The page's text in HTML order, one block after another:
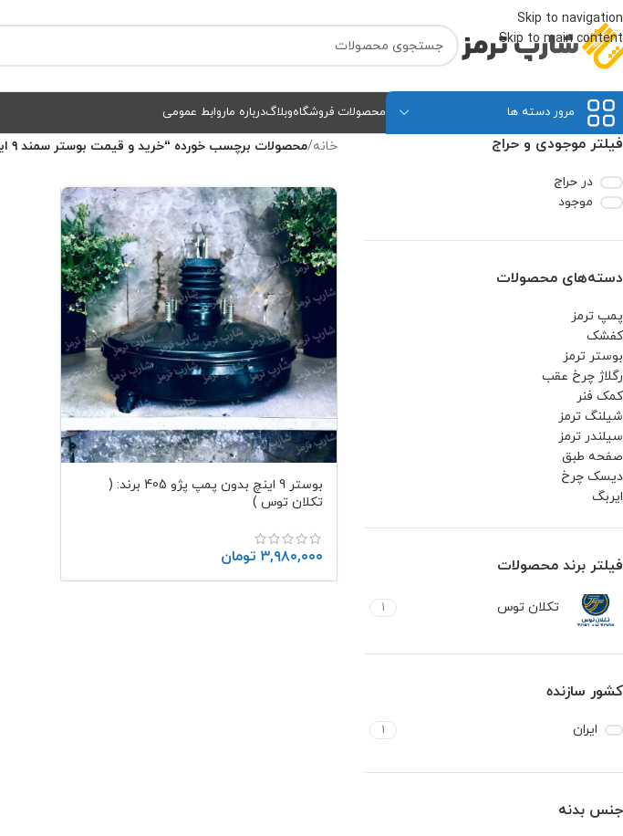
Skip to navigation
Skip to main content
مرور دسته ها محصولات فروشگاهوبلاگدرباره ماروابط عمومی
فیلتر موجودی و حراج
در حراج
موجود
دسته‌های محصولات
پمپ ترمز
کفشک
بوستر ترمز
رگلاژ چرخ عقب
کمک فنر
شیلنگ ترمز
سیلندر ترمز
صفحه طبق
دیسک چرخ
ایربگ
فیلتر برند محصولات
تکلان توس 1
کشور سازنده
ایران 1
جنس بدنه
خانه/محصولات برچسب خورده “خرید و قیمت بوستر سمند ۹ اینچ”
بوستر 9 اینچ بدون پمپ پژو 405 برند: (
تکلان توس )
۳,۹۸۰,۰۰۰ تومان